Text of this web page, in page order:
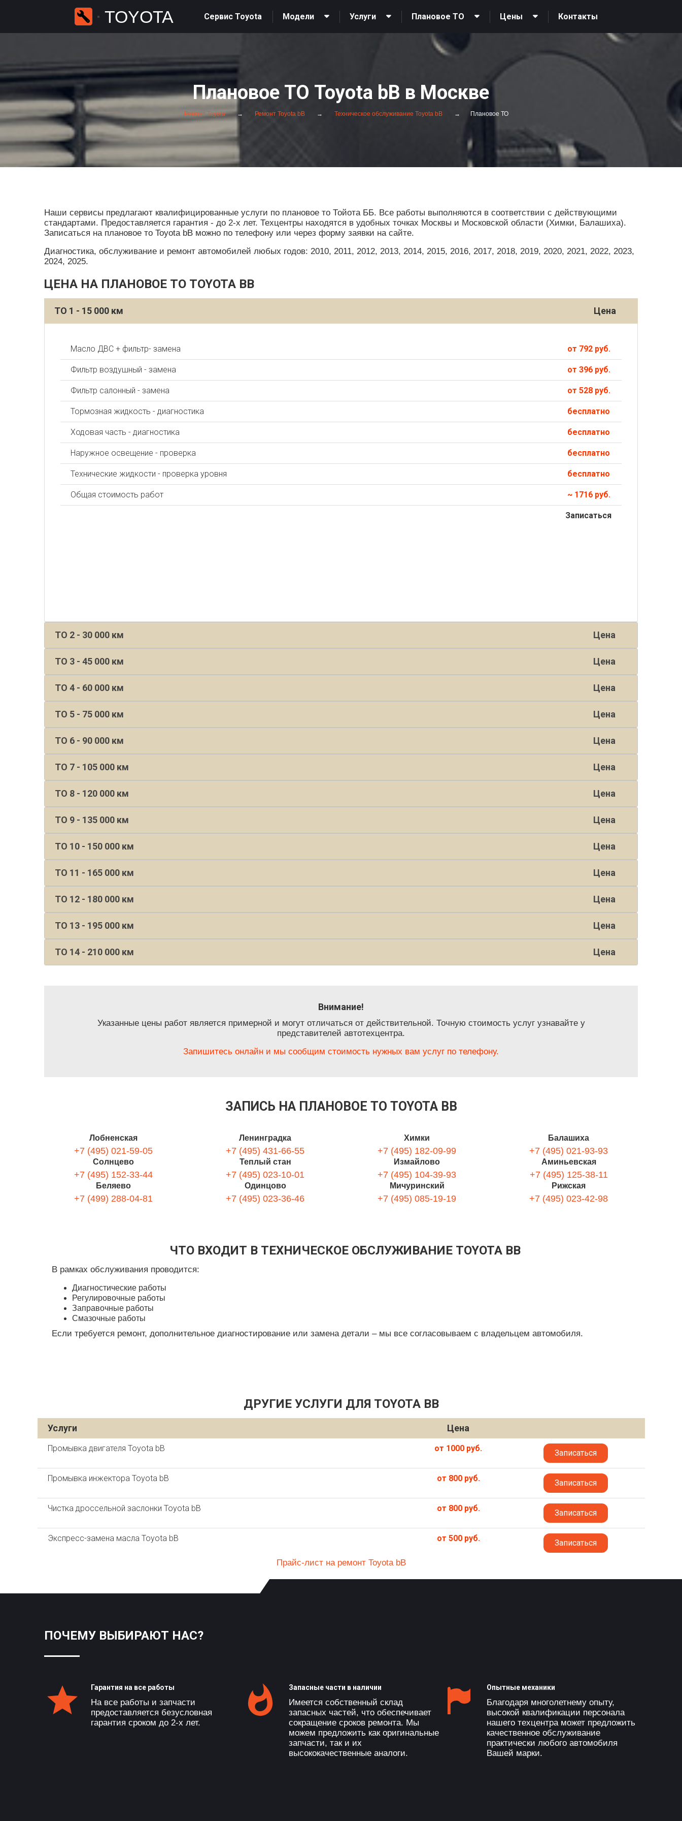
TOYOTA Сервис Toyota Модели Услуги Плановое ТО Цены Контакты
Плановое ТО Toyota bB в Москве
Ремонт Toyota Ремонт Toyota bB Техническое обслуживание Toyota bB Плановое ТО
Наши сервисы предлагают квалифицированные услуги по плановое то Тойота ББ. Все работы выполняются в соответствии с действующими
стандартами. Предоставляется гарантия - до 2-х лет. Техцентры находятся в удобных точках Москвы и Московской области (Химки, Балашиха).
Записаться на плановое то Toyota bB можно по телефону или через форму заявки на сайте.
Диагностика, обслуживание и ремонт автомобилей любых годов: 2010, 2011, 2012, 2013, 2014, 2015, 2016, 2017, 2018, 2019, 2020, 2021, 2022, 2023,
2024, 2025.
ЦЕНА НА ПЛАНОВОЕ ТО TOYOTA BB
ТО 1 - 15 000 км Цена
Масло ДВС + фильтр- замена от 792 руб.
Фильтр воздушный - замена от 396 руб.
Фильтр салонный - замена от 528 руб.
Тормозная жидкость - диагностика бесплатно
Ходовая часть - диагностика бесплатно
Наружное освещение - проверка бесплатно
Технические жидкости - проверка уровня бесплатно
Общая стоимость работ ~ 1716 руб.
Записаться
ТО 2 - 30 000 км Цена
ТО 3 - 45 000 км Цена
ТО 4 - 60 000 км Цена
ТО 5 - 75 000 км Цена
ТО 6 - 90 000 км Цена
ТО 7 - 105 000 км Цена
ТО 8 - 120 000 км Цена
ТО 9 - 135 000 км Цена
ТО 10 - 150 000 км Цена
ТО 11 - 165 000 км Цена
ТО 12 - 180 000 км Цена
ТО 13 - 195 000 км Цена
ТО 14 - 210 000 км Цена
Внимание!
Указанные цены работ является примерной и могут отличаться от действительной. Точную стоимость услуг узнавайте у
представителей автотехцентра.
Запишитесь онлайн и мы сообщим стоимость нужных вам услуг по телефону.
ЗАПИСЬ НА ПЛАНОВОЕ ТО TOYOTA BB
Лобненская
+7 (495) 021-59-05
Ленинградка
+7 (495) 431-66-55
Химки
+7 (495) 182-09-99
Балашиха
+7 (495) 021-93-93
Солнцево
+7 (495) 152-33-44
Теплый стан
+7 (495) 023-10-01
Измайлово
+7 (495) 104-39-93
Аминьевская
+7 (495) 125-38-11
Беляево
+7 (499) 288-04-81
Одинцово
+7 (495) 023-36-46
Мичуринский
+7 (495) 085-19-19
Рижская
+7 (495) 023-42-98
ЧТО ВХОДИТ В ТЕХНИЧЕСКОЕ ОБСЛУЖИВАНИЕ TOYOTA BB
В рамках обслуживания проводится:
Диагностические работы
Регулировочные работы
Заправочные работы
Смазочные работы
Если требуется ремонт, дополнительное диагностирование или замена детали – мы все согласовываем с владельцем автомобиля.
ДРУГИЕ УСЛУГИ ДЛЯ TOYOTA BB
Услуги Цена
Промывка двигателя Toyota bB от 1000 руб. Записаться
Промывка инжектора Toyota bB от 800 руб. Записаться
Чистка дроссельной заслонки Toyota bB от 800 руб. Записаться
Экспресс-замена масла Toyota bB от 500 руб. Записаться
Прайс-лист на ремонт Toyota bB
ПОЧЕМУ ВЫБИРАЮТ НАС?
Гарантия на все работы
На все работы и запчасти
предоставляется безусловная
гарантия сроком до 2-х лет.
Запасные части в наличии
Имеется собственный склад
запасных частей, что обеспечивает
сокращение сроков ремонта. Мы
можем предложить как оригинальные
запчасти, так и их
высококачественные аналоги.
Опытные механики
Благодаря многолетнему опыту,
высокой квалификации персонала
нашего техцентра может предложить
качественное обслуживание
практически любого автомобиля
Вашей марки.